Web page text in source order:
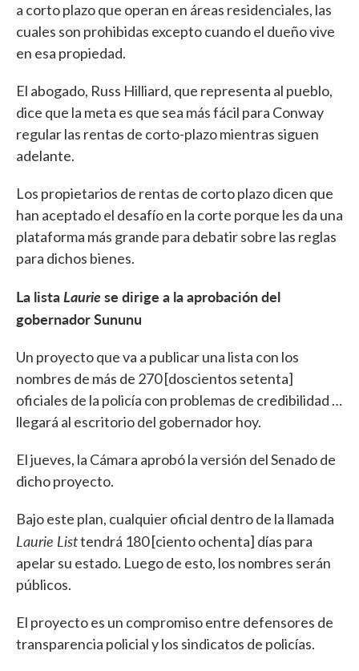
a corto plazo que operan en áreas residenciales, las
cuales son prohibidas excepto cuando el dueño vive
en esa propiedad.
El abogado, Russ Hilliard, que representa al pueblo,
dice que la meta es que sea más fácil para Conway
regular las rentas de corto-plazo mientras siguen
adelante.
Los propietarios de rentas de corto plazo dicen que
han aceptado el desafío en la corte porque les da una
plataforma más grande para debatir sobre las reglas
para dichos bienes.
La listaLaurie se dirige a la aprobación del
gobernador Sununu
Un proyecto que va a publicar una lista con los
nombres de más de 270 [doscientos setenta]
oficiales de la policía con problemas de credibilidad …
llegará al escritorio del gobernador hoy.
El jueves, la Cámara aprobó la versión del Senado de
dicho proyecto.
Bajo este plan, cualquier oficial dentro de la llamada
Laurie Listtendrá 180 [ciento ochenta] días para
apelar su estado. Luego de esto, los nombres serán
públicos.
El proyecto es un compromiso entre defensores de
transparencia policial y los sindicatos de policías.